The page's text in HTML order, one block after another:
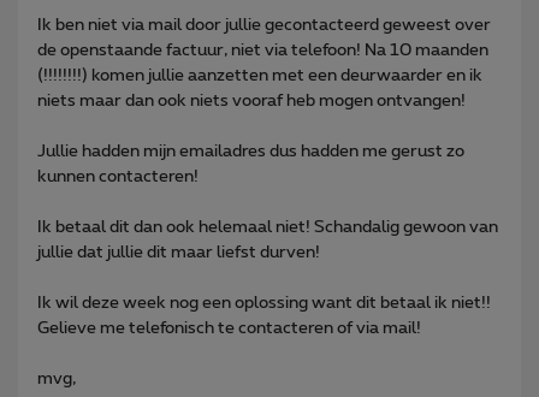
Ik ben niet via mail door jullie gecontacteerd geweest over
de openstaande factuur, niet via telefoon! Na 10 maanden
(!!!!!!!!) komen jullie aanzetten met een deurwaarder en ik
niets maar dan ook niets vooraf heb mogen ontvangen!
Jullie hadden mijn emailadres dus hadden me gerust zo
kunnen contacteren!
Ik betaal dit dan ook helemaal niet! Schandalig gewoon van
jullie dat jullie dit maar liefst durven!
Ik wil deze week nog een oplossing want dit betaal ik niet!!
Gelieve me telefonisch te contacteren of via mail!
mvg,